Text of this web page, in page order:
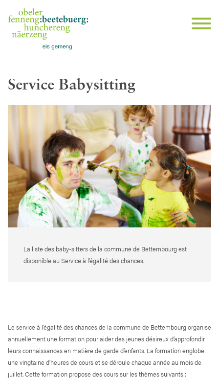
Service Babysitting
La liste des baby-sitters de la commune de Bettembourg est
disponible au Service à l’égalité des chances.
Le service à l’égalité des chances de la commune de Bettembourg organise
annuellement une formation pour aider des jeunes désireux d’approfondir
leurs connaissances en matière de garde d’enfants. La formation englobe
une vingtaine d’heures de cours et se déroule chaque année au mois de
juillet. Cette formation propose des cours sur les thèmes suivants :